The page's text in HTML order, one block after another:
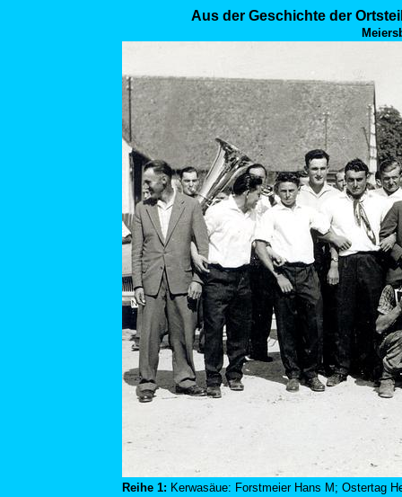
Aus der Geschichte der
Reihe 1: Kerwasäue: Forstmeier Hans M; Ostertag